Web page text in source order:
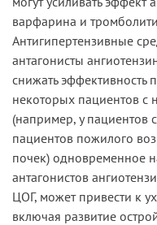
варфарина и
Антигипертензивные
антагонисты
снижать эффективность
некоторых пациентов
(например, у пациентов
пациентов пожилого
почек) одновременное
антагонистов
ЦОГ, может привести к
включая развитие